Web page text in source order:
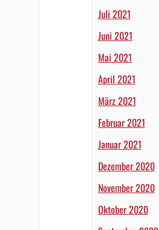
Juli 2021
Juni 2021
Mai 2021
April 2021
März 2021
Februar 2021
Januar 2021
Dezember 2020
November 2020
Oktober 2020